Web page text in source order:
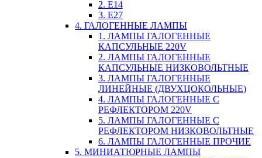
2. Е14
3. Е27
4. ГАЛОГЕННЫЕ ЛАМПЫ
1. ЛАМПЫ ГАЛОГЕННЫЕ
КАПСУЛЬНЫЕ 220V
2. ЛАМПЫ ГАЛОГЕННЫЕ
КАПСУЛЬНЫЕ НИЗКОВОЛЬТНЫЕ
3. ЛАМПЫ ГАЛОГЕННЫЕ
ЛИНЕЙНЫЕ (ДВУХЦОКОЛЬНЫЕ)
4. ЛАМПЫ ГАЛОГЕННЫЕ С
РЕФЛЕКТОРОМ 220V
5. ЛАМПЫ ГАЛОГЕННЫЕ С
РЕФЛЕКТОРОМ НИЗКОВОЛЬТНЫЕ
6. ЛАМПЫ ГАЛОГЕННЫЕ ПРОЧИЕ
5. МИНИАТЮРНЫЕ ЛАМПЫ